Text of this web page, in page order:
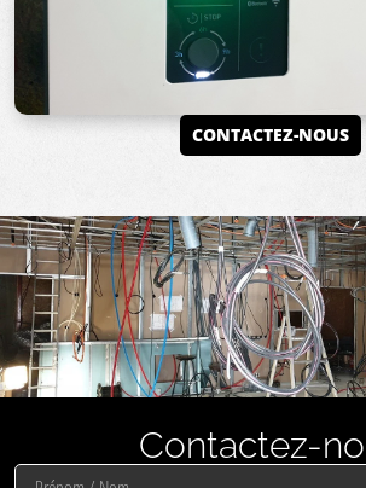
CONTACTEZ-NOUS
Contactez-